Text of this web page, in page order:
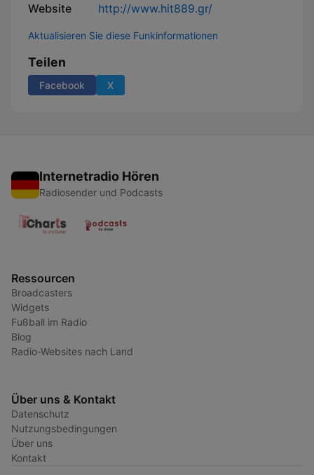
Website http://www.hit889.gr/
Aktualisieren Sie diese Funkinformationen
Teilen
Facebook X
Internetradio Hören
Radiosender und Podcasts
Ressourcen
Broadcasters
Widgets
Fußball im Radio
Blog
Radio-Websites nach Land
Über uns & Kontakt
Datenschutz
Nutzungsbedingungen
Über uns
Kontakt